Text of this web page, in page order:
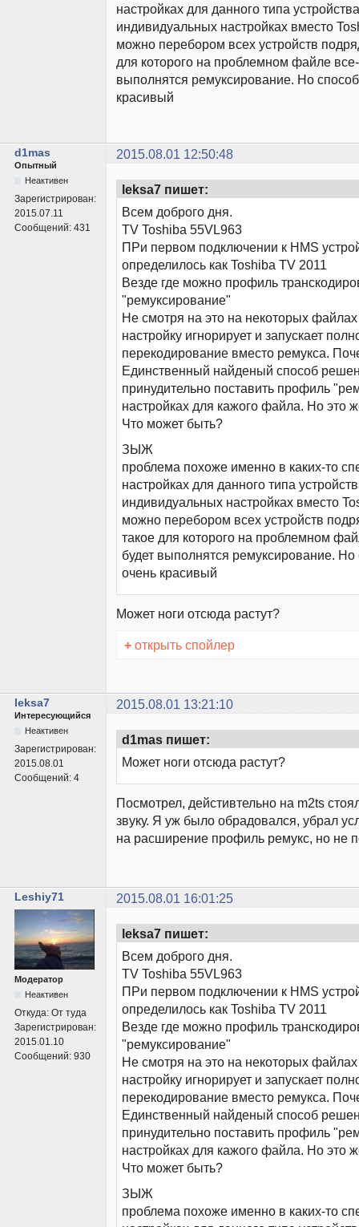
настройках для данного типа
индивидуальных настройках вместо
можно перебором всех устройств
для которого на проблемном файле все-
выполнятся ремуксирование. Но
красивый
d1mas 2015.08.01 12:50:48
Опытный
Неактивен
Зарегистрирован:
2015.07.11
Сообщений: 431
leksa7 пишет:
Всем доброго дня.
TV Toshiba 55VL963
ПРи первом подключении к HMS
определилось как Toshiba TV 2011
Везде где можно профиль
"ремуксирование"
Не смотря на это на некоторых файлах
настройку игнорирует и запускает
перекодирование вместо ремукса.
Единственный найденый способ
принудительно поставить профиль
настройках для кажого файла. Но это
Что может быть?
ЗЫЖ
проблема похоже именно в каких-то
настройках для данного типа
индивидуальных настройках вместо
можно перебором всех устройств
такое для которого на проблемном
будет выполнятся ремуксирование.
очень красивый
Может ноги отсюда растут?
+ открыть спойлер
leksa7 2015.08.01 13:21:10
Интересующийся
Неактивен
Зарегистрирован:
2015.08.01
Сообщений: 4
d1mas пишет:
Может ноги отсюда растут?
Посмотрел, дейстивтельно на m2ts
звуку. Я уж было обрадовался, убрал
на расширение профиль ремукс, но не
Leshiy71 2015.08.01 16:01:25
Модератор
Неактивен
Откуда: От туда
Зарегистрирован:
2015.01.10
Сообщений: 930
leksa7 пишет:
Всем доброго дня.
TV Toshiba 55VL963
ПРи первом подключении к HMS
определилось как Toshiba TV 2011
Везде где можно профиль
"ремуксирование"
Не смотря на это на некоторых файлах
настройку игнорирует и запускает
перекодирование вместо ремукса.
Единственный найденый способ
принудительно поставить профиль
настройках для кажого файла. Но это
Что может быть?
ЗЫЖ
проблема похоже именно в каких-то